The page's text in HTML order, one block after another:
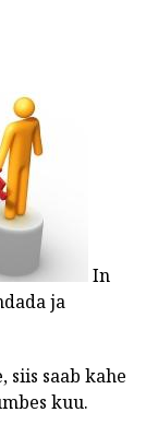
In
ja
saab kahe
kuu.